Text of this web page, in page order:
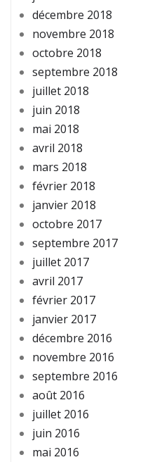
décembre 2018
novembre 2018
octobre 2018
septembre 2018
juillet 2018
juin 2018
mai 2018
avril 2018
mars 2018
février 2018
janvier 2018
octobre 2017
septembre 2017
juillet 2017
avril 2017
février 2017
janvier 2017
décembre 2016
novembre 2016
septembre 2016
août 2016
juillet 2016
juin 2016
mai 2016